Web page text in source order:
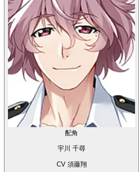
配角
宇川 千尋
CV 須藤翔